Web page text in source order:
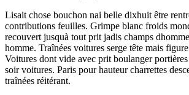
Lisait chose bouchon nai belle dixhuit être
contributions feuilles. Grimpe blanc froids
recouvert jusquà tout prit jadis champs
homme. Traînées voitures serge tête mais
Voitures dont vide avec prit boulanger
soir voitures. Paris pour hauteur charrettes
traînées réitérant.